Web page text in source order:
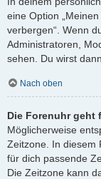
eine Option
verbergen“. Wenn
Administratoren,
sehen. Du wirst
Nach oben
Die Forenuhr geht
Möglicherweise
Zeitzone. In diesem
für dich passende
Die Zeitzone kann